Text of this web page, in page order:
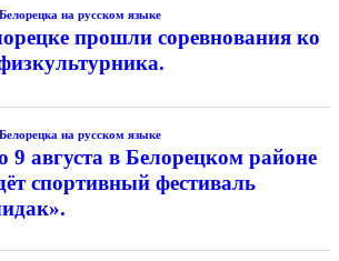
на русском языке
прошли соревнования ко
на русском языке
9 августа в Белорецком районе
спортивный фестиваль